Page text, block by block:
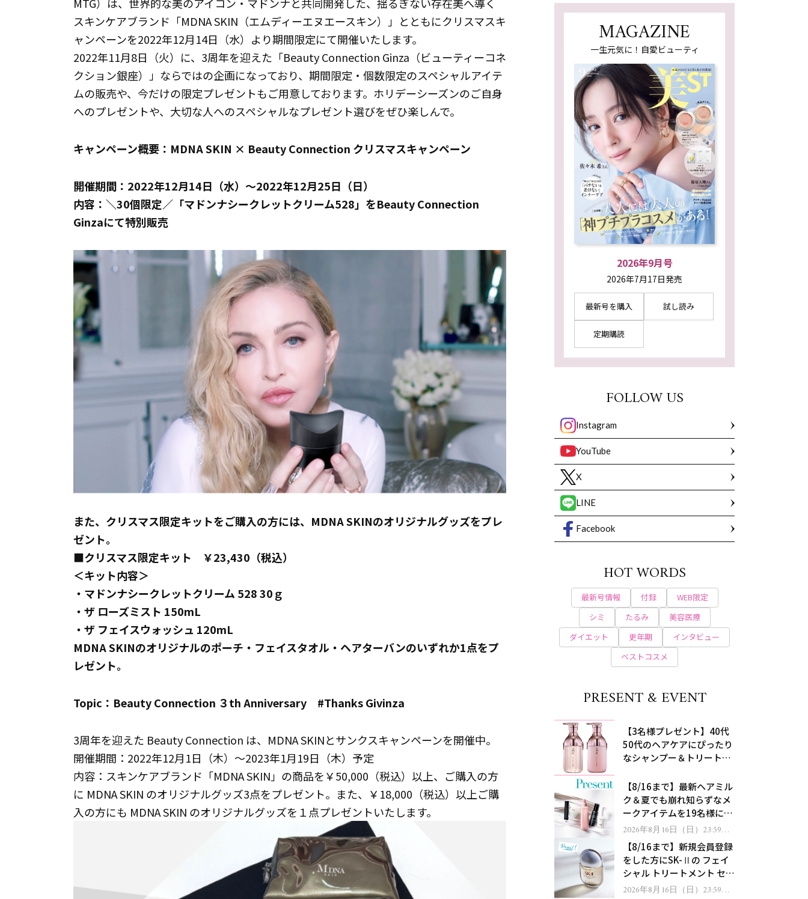
スキンケアブランド「MDNA SKIN（エムディーエヌエースキン）」とともにクリスマスキ
ャンペーンを2022年12月14日（水）より期間限定にて開催いたします。
2022年11月8日（火）に、3周年を迎えた「Beauty Connection Ginza（ビューティーコネ
クション銀座）」ならではの企画になっており、期間限定・個数限定のスペシャルアイテ
ムの販売や、今だけの限定プレゼントもご用意しております。ホリデーシーズンのご自身
へのプレゼントや、大切な人へのスペシャルなプレゼント選びをぜひ楽しんで。
キャンペーン概要：MDNA SKIN × Beauty Connection クリスマスキャンペーン
開催期間：2022年12月14日（水）～2022年12月25日（日）
内容：＼30個限定／「マドンナシークレットクリーム528」をBeauty Connection
Ginzaにて特別販売
また、クリスマス限定キットをご購入の方には、MDNA SKINのオリジナルグッズをプレ
ゼント。
■クリスマス限定キット ￥23,430（税込）
＜キット内容＞
・マドンナシークレットクリーム 528 30ｇ
・ザ ローズミスト 150mL
・ザ フェイスウォッシュ 120mL
MDNA SKINのオリジナルのポーチ・フェイスタオル・ヘアターバンのいずれか1点をプ
レゼント。
Topic：Beauty Connection ３th Anniversary #Thanks Givinza
3周年を迎えた Beauty Connection は、MDNA SKINとサンクスキャンペーンを開催中。
開催期間：2022年12月1日（木）～2023年1月19日（木）予定
内容：スキンケアブランド「MDNA SKIN」の商品を￥50,000（税込）以上、ご購入の方
に MDNA SKIN のオリジナルグッズ3点をプレゼント。また、￥18,000（税込）以上ご購
入の方にも MDNA SKIN のオリジナルグッズを１点プレゼントいたします。
MAGAZINE
一生元気に！自愛ビューティ
2026年9月号
2026年7月17日発売
最新号を購入 試し読み
定期購読
FOLLOW US
Instagram
YouTube
X
LINE
Facebook
HOT WORDS
最新号情報 付録
WEB限定
シミ
たるみ
美容医療
ダイエット
更年期
インタビュー
ベストコスメ
PRESENT & EVENT
【3名様プレゼント】40代
50代のヘアケアにぴったり
なシャンプー＆トリートメ
処！
【8/16まで】最新ヘアミル
ク＆夏でも崩れ知らずなメ
ークアイテムを19名様にプ
レゼント！
2026年8月16日（日）23:59ま
で【8/16まで】新規会員登録
をした方にSK-Ⅱの フェイ
シャル トリートメント セラ
ムをプレゼント！
2026年8月16日（日）23:59ま